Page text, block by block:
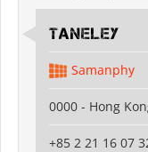
Taneley
Samanphy
0000 - Hong
+85 2 21 16 07